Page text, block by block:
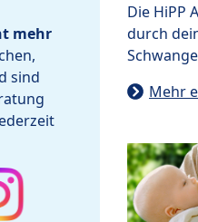
mehr
sind
Die HiPP
durch
Mehr